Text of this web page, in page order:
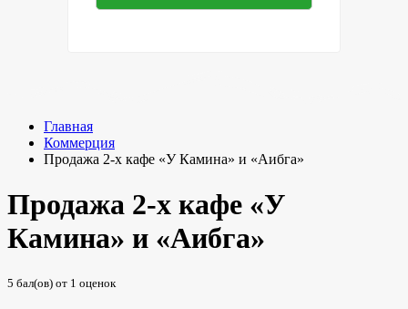
Главная
Коммерция
Продажа 2-х кафе «У Камина» и «Аибга»
Продажа 2-х кафе «У
Камина» и «Аибга»
5 бал(ов) от 1 оценок